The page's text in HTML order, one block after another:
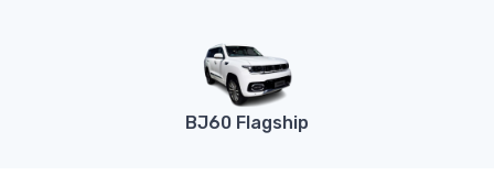
BJ60 Flagship